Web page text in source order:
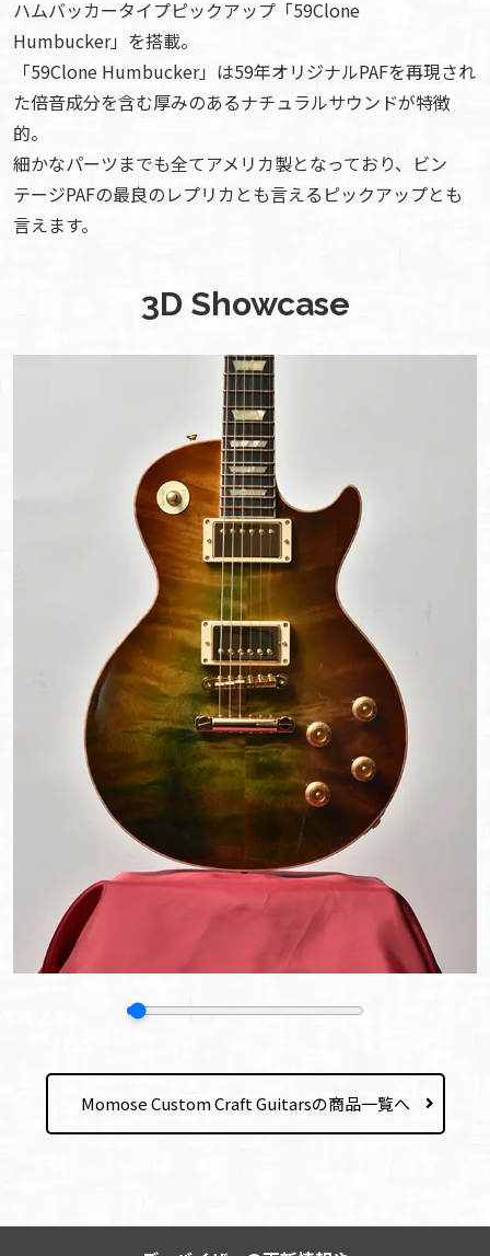
ハムバッカータイプピックアップ「59Clone
Humbucker」を搭載。
「59Clone Humbucker」は59年オリジナルPAFを再現され
た倍音成分を含む厚みのあるナチュラルサウンドが特徴
的。
細かなパーツまでも全てアメリカ製となっており、ビン
テージPAFの最良のレプリカとも言えるピックアップとも
言えます。
3D Showcase
Momose Custom Craft Guitarsの商品一覧へ